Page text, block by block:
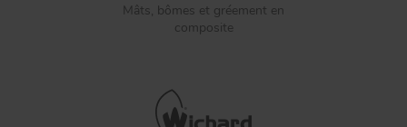
Mâts, bômes et gréement en
composite